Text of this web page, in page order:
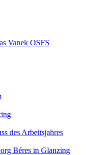
Vanek OSFS
des Arbeitsjahres
Béres in Glanzing